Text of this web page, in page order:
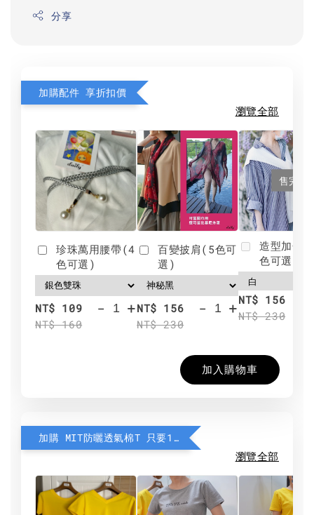
分享
加購配件 享折扣價
瀏覽全部
珍珠萬用腰帶(4
色可選)
NT$ 109
NT$ 160
- +
百變披肩(5色可
選)
NT$ 156
NT$ 230
- +
售完
造型加分
色可選)
NT$ 156
NT$ 230
加入購物車
加購 MIT防曬透氣棉T 只要190元
瀏覽全部